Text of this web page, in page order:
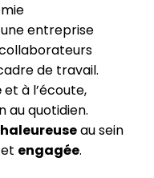
entreprise
de travail.
et à l’écoute,
au quotidien.
au sein
engagée.